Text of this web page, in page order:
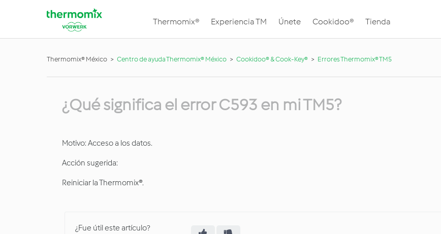
Thermomix® Experiencia TM Únete Cookidoo® Tienda
Thermomix® México Centro de ayuda Thermomix® México Cookidoo® & Cook-Key® Errores Thermomix® TM5
¿Qué significa el error C593 en mi TM5?
Motivo: Acceso a los datos.
Acción sugerida:
Reiniciar la Thermomix®.
¿Fue útil este artículo?